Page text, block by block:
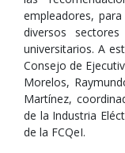
empleadores,
diversos
universitarios. A
Consejo de
Morelos,
Martínez,
de la Industria
de la FCQeI.